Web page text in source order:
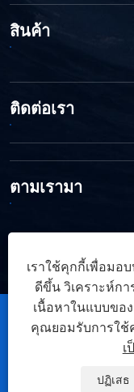
สินค้า
ติดต่อเรา
ตามเรามา
ลิขสิทธิ์ © 2026
เราใช้คุกกี้เพื่อมอ
ดีขึ้น วิเคราะห์ก
เนื้อหาในแบบขอ
คุณยอมรับการใช้
เ
ปฏิเสธ